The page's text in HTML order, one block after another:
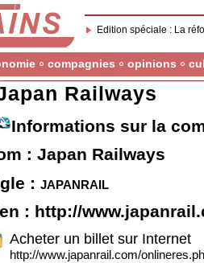
Edition spéciale : La
compagnies opinions
Railways
Informations sur la
: Japan Railways
: japanrail
: http://
Acheter un billet sur Internet
http://www.japanrail.com/